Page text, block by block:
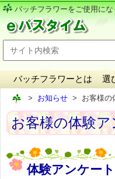
バッチフラワーをご使用に
バッチフラワーとは 選
お知らせ お客様の
お客様の体験ア
体験アンケー